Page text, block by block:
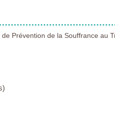
Prévention de la Souffrance au